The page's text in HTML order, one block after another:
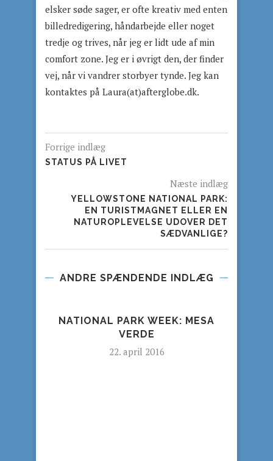
elsker søde sager, er ofte kreativ med enten
billedredigering, håndarbejde eller noget
tredje og trives, når jeg er lidt ude af min
comfort zone. Jeg er i øvrigt den, der finder
vej, når vi vandrer storbyer tynde. Jeg kan
kontaktes på Laura(at)afterglobe.dk.
Forrige indlæg
STATUS PÅ LIVET
Næste indlæg
YELLOWSTONE NATIONAL PARK:
EN TURISTMAGNET ELLER EN
NATUROPLEVELSE UDOVER DET
SÆDVANLIGE?
ANDRE SPÆNDENDE INDLÆG
NATIONAL PARK WEEK: MESA
VERDE
22. april 2016